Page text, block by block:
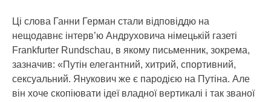
Ці слова Ганни Герман стали відповіддю на
нещодавнє інтерв’ю Андруховича німецькій газеті
Frankfurter Rundschau, в якому письменник, зокрема,
зазначив: «Путін елегантний, хитрий, спортивний,
сексуальний. Янукович же є пародією на Путіна. Але
він хоче скопіювати ідеї владної вертикалі і так званої